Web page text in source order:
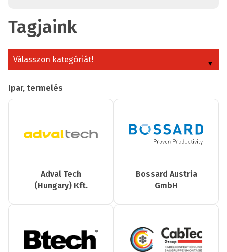
Tagjaink
Válasszon kategóriát!
Ipar, termelés
Adval Tech
(Hungary) Kft.
Bossard Austria
GmbH